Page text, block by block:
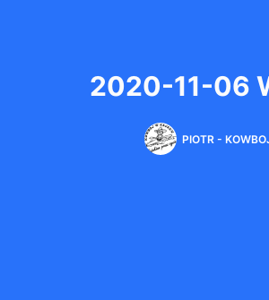
2020-11-06
PIOTR -